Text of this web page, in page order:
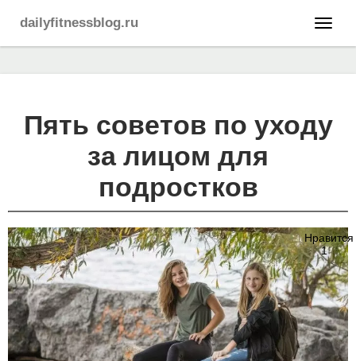
dailyfitnessblog.ru
Пять советов по уходу
за лицом для
подростков
Нравится
1